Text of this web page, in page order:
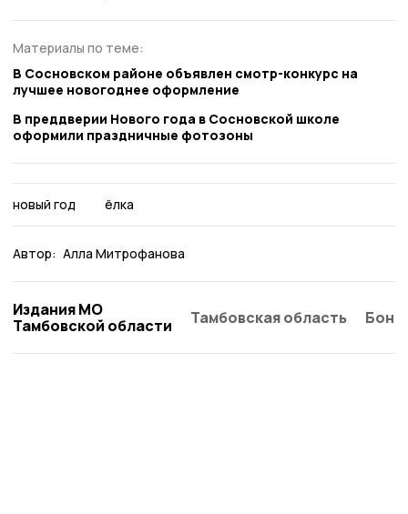
Материалы по теме:
В Сосновском районе объявлен смотр-конкурс на
лучшее новогоднее оформление
В преддверии Нового года в Сосновской школе
оформили праздничные фотозоны
новый год ёлка
Автор: Алла Митрофанова
Издания МО
Тамбовской области
Тамбовская область